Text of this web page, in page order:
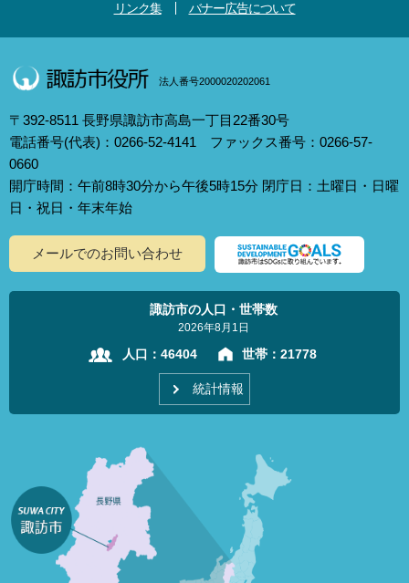
リンク集
バナー広告について
法人番号2000020202061
〒392-8511 長野県諏訪市高島一丁目22番30号
電話番号(代表)：0266-52-4141 ファックス番号：0266-57-
0660
開庁時間：午前8時30分から午後5時15分 閉庁日：土曜日・日曜
日・祝日・年末年始
メールでのお問い合わせ
諏訪市の人口・世帯数
2026年8月1日
人口： 46404 世帯： 21778
統計情報